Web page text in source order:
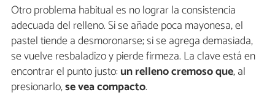
Otro problema habitual es no lograr la consistencia
adecuada del relleno. Si se añade poca mayonesa, el
pastel tiende a desmoronarse; si se agrega demasiada,
se vuelve resbaladizo y pierde firmeza. La clave está en
encontrar el punto justo:un relleno cremoso que, al
presionarlo,se vea compacto.